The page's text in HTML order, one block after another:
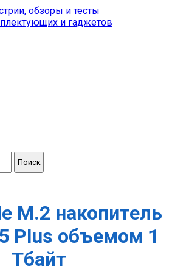
Поиск
M.2 накопитель
Plus объемом 1
Тбайт